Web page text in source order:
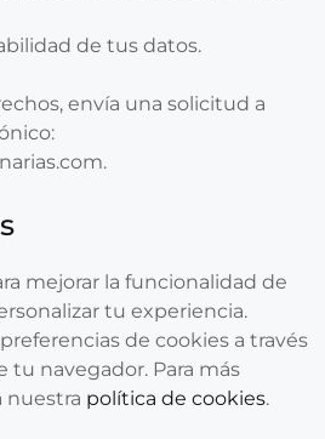
de tus datos.
envía una solicitud a
mejorar la funcionalidad de
tu experiencia.
de cookies a través
tu navegador. Para más
nuestra política de cookies.